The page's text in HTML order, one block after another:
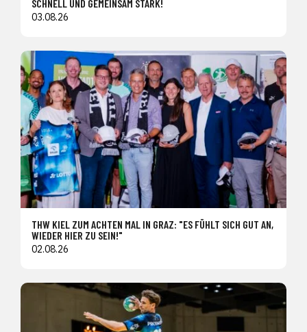
SCHNELL UND GEMEINSAM STARK!
03.08.26
THW KIEL ZUM ACHTEN MAL IN GRAZ: "ES FÜHLT SICH GUT AN,
WIEDER HIER ZU SEIN!"
02.08.26